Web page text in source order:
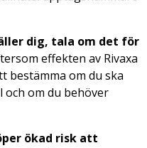
dig, tala om det för
effekten av Rivaxa
bestämma om du ska
och om du behöver
ökad risk att